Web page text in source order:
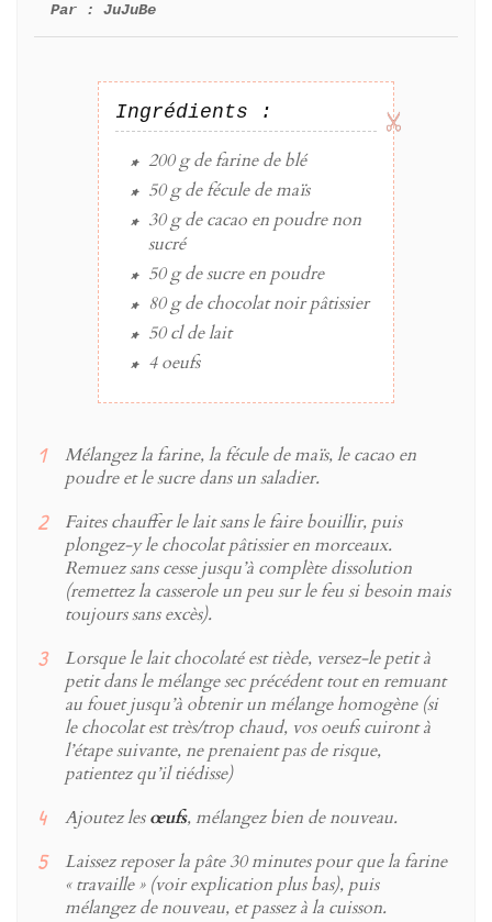
Par : JuJuBe
Ingrédients :
200 gdefarinede blé
50 gdefécule de maïs
30 gdecacao en poudre non
sucré
50 gdesucreen poudre
80 gdechocolat noir pâtissier
50 cldelait
4 oeufs
Mélangez la farine, la fécule de maïs, le cacao en
poudre et le sucre dans un saladier.
Faites chauffer le lait sans le faire bouillir, puis
plongez-y le chocolat pâtissier en morceaux.
Remuez sans cesse jusqu’à complète dissolution
(remettez la casserole un peu sur le feu si besoin mais
toujours sans excès).
Lorsque le lait chocolaté est tiède, versez-le petit à
petit dans le mélange sec précédent tout en remuant
au fouet jusqu’à obtenir un mélange homogène (si
le chocolat est très/trop chaud, vos oeufs cuiront à
l’étape suivante, ne prenaient pas de risque,
patientez qu’il tiédisse)
Ajoutez lesœufs, mélangez bien de nouveau.
Laissez reposer la pâte 30 minutes pour que la farine
« travaille » (voir explication plus bas), puis
mélangez de nouveau, et passez à la cuisson.